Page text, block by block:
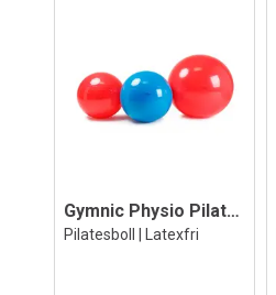
Gymnic Physio Pilatesboll
Pilatesboll | Latexfri